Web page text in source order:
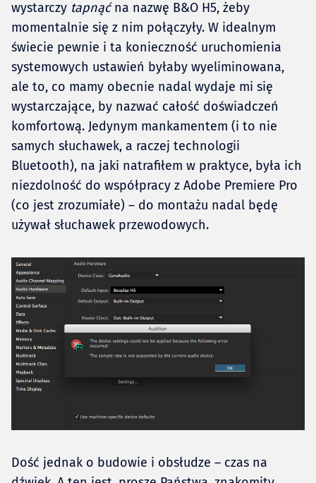
wystarczy tapnąćna nazwę B&O H5, żeby
momentalnie się z nim połączyły. W idealnym
świecie pewnie i ta konieczność uruchomienia
systemowych ustawień byłaby wyeliminowana,
ale to, co mamy obecnie nadal wydaje mi się
wystarczające, by nazwać całość doświadczeń
komfortową. Jedynym mankamentem (i to nie
samych słuchawek, a raczej technologii
Bluetooth), na jaki natrafiłem w praktyce, była ich
niezdolność do współpracy z Adobe Premiere Pro
(co jest zrozumiałe) – do montażu nadal będę
używał słuchawek przewodowych.
Dość jednak o budowie i obsłudze – czas na